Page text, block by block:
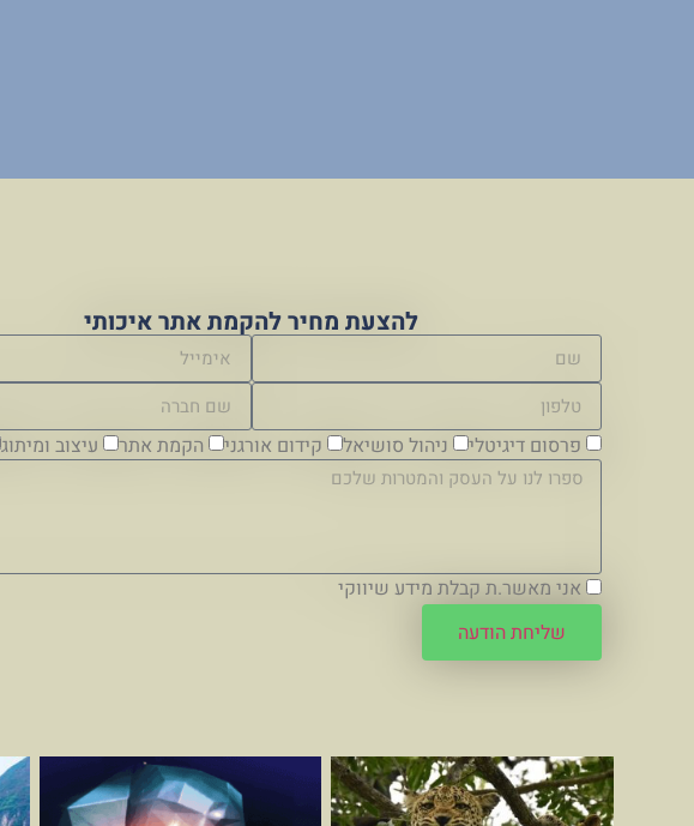
להצעת מחיר להקמת אתר איכותי
פרסום דיגיטלי ניהול סושיאל קידום אורגני הקמת אתר עיצוב ומיתוג
אני מאשר.ת קבלת מידע שיווקי
שליחת הודעה